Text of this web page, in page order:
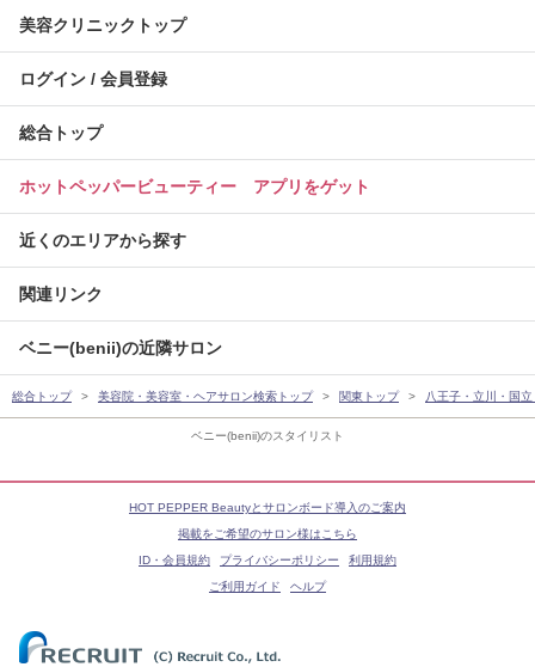
ベニー(benii)のスタイリスト
美容クリニックトップ
ログイン / 会員登録
総合トップ
ホットペッパービューティー アプリをゲット
近くのエリアから探す
関連リンク
ベニー(benii)の近隣サロン
総合トップ 美容院・美容室・ヘアサロン検索トップ 関東トップ 八王子・立川・国
HOT PEPPER Beautyとサロンボード導入のご案内
掲載をご希望のサロン様はこちら
ID・会員規約
プライバシーポリシー
利用規約
ご利用ガイド
ヘルプ